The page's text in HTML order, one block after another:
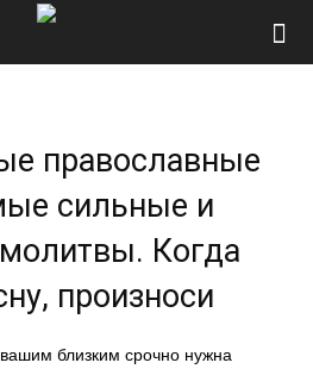
православные
сильные и
Когда
произноси
близким срочно нужна